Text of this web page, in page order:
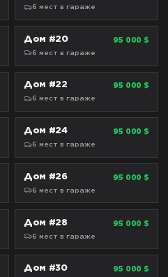
6 мест в гараже
СТАНДАРТ
Дом #20 95 000 $
6 мест в гараже
СТАНДАРТ
Дом #22 95 000 $
6 мест в гараже
СТАНДАРТ
Дом #24 95 000 $
6 мест в гараже
СТАНДАРТ
Дом #26 95 000 $
6 мест в гараже
СТАНДАРТ
Дом #28 95 000 $
6 мест в гараже
СТАНДАРТ
Дом #30 95 000 $